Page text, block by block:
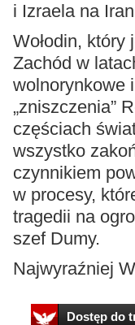
i Izraela na
Wołodin, który
Zachód w
wolnorynkowe
„zniszczenia”
częściach
wszystko
czynnikiem
w procesy,
tragedii na
szef Dumy.
Najwyraźniej
Dostęp do